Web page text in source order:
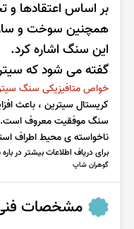
همچنین سوخت و ساز
این سنگ اشاره کرد.
گفته می شود که
خواص متافیزیکی سنگ
کریستال سیترین ، باعث
سنگ موفقیت معروف
ناخواسته ی محیط اطراف
برای دریاف اطلاعات بیشتر در
گوهران شاپ
مشخصات